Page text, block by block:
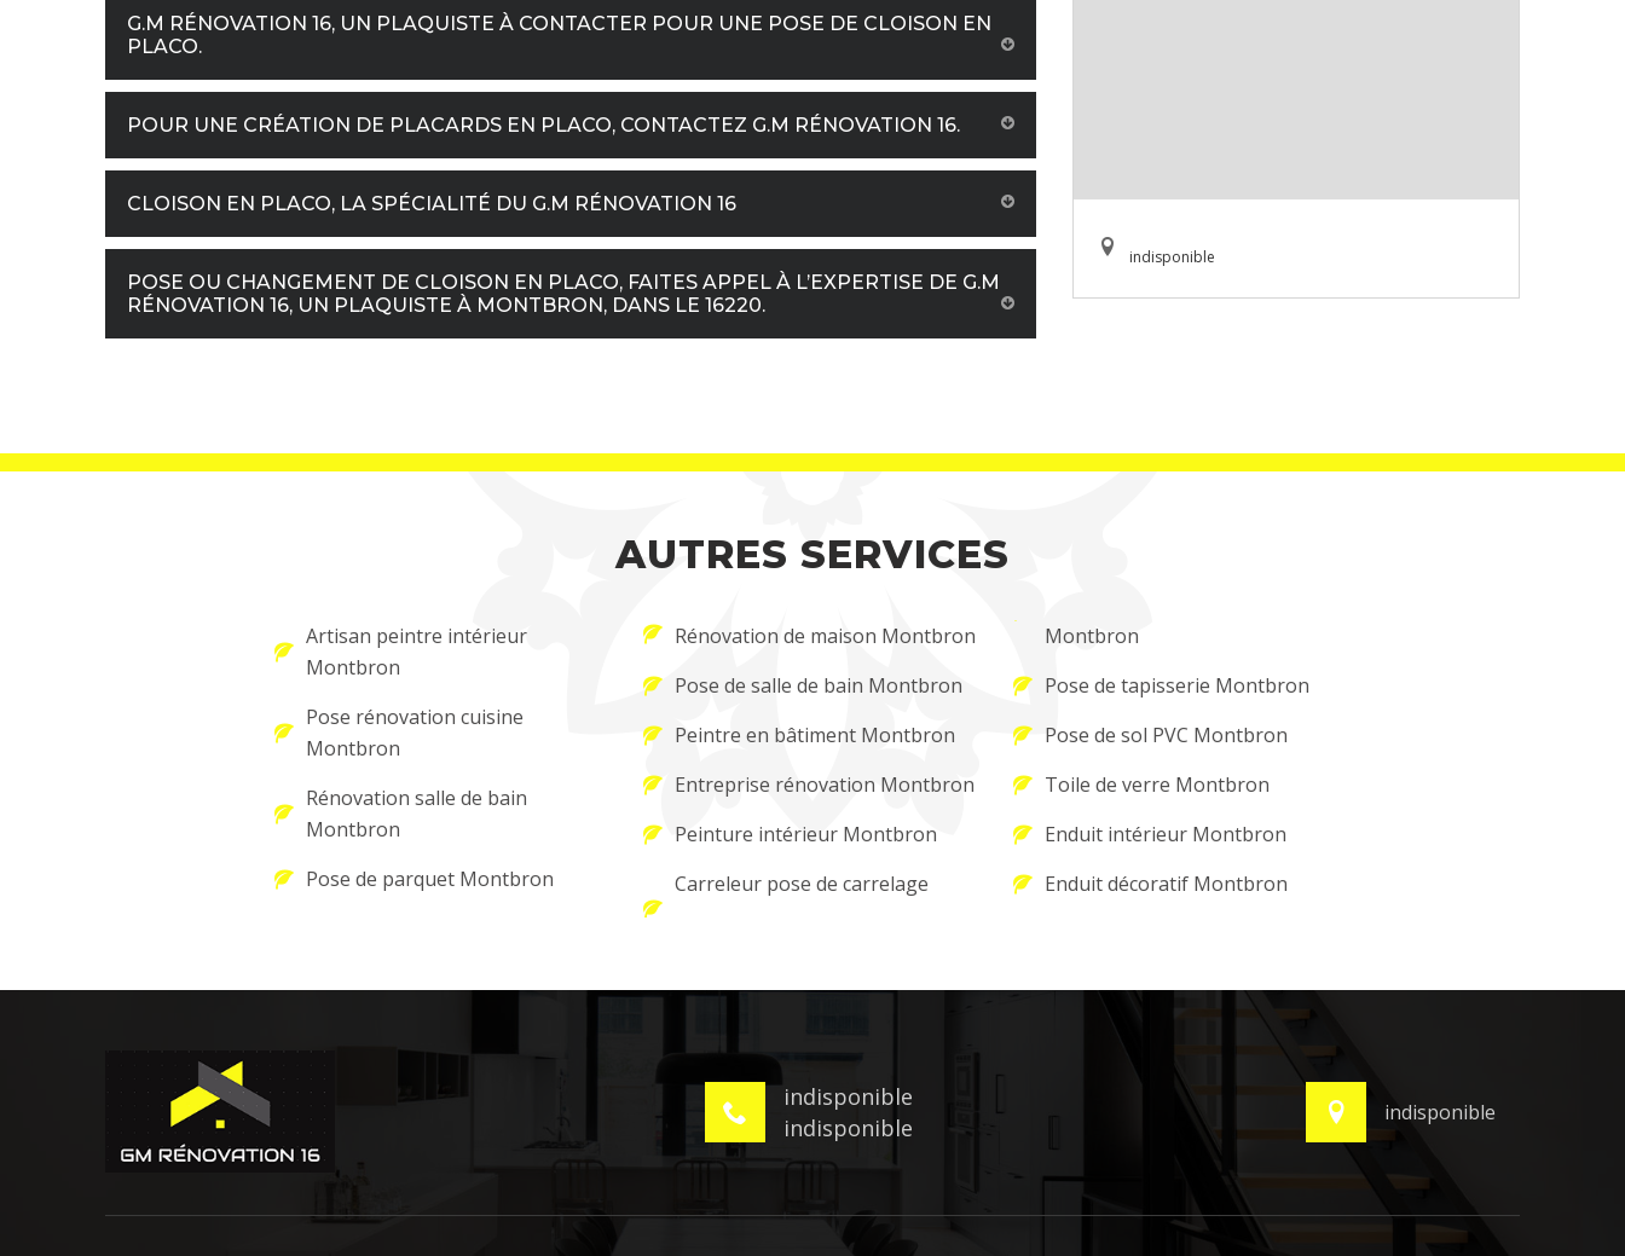
G.M RÉNOVATION 16, UN PLAQUISTE À CONTACTER POUR UNE POSE DE CLOISON EN
PLACO.
POUR UNE CRÉATION DE PLACARDS EN PLACO, CONTACTEZ G.M RÉNOVATION 16.
CLOISON EN PLACO, LA SPÉCIALITÉ DU G.M RÉNOVATION 16
POSE OU CHANGEMENT DE CLOISON EN PLACO, FAITES APPEL À L’EXPERTISE DE G.M
RÉNOVATION 16, UN PLAQUISTE À MONTBRON, DANS LE 16220.
indisponible
AUTRES SERVICES
Artisan peintre intérieur
Montbron
Pose rénovation cuisine
Montbron
Rénovation salle de bain
Montbron
Pose de parquet Montbron
Rénovation de maison Montbron
Pose de salle de bain Montbron
Peintre en bâtiment Montbron
Entreprise rénovation Montbron
Peinture intérieur Montbron
Carreleur pose de carrelage
Montbron
Pose de tapisserie Montbron
Pose de sol PVC Montbron
Toile de verre Montbron
Enduit intérieur Montbron
Enduit décoratif Montbron
indisponible
indisponible
indisponible